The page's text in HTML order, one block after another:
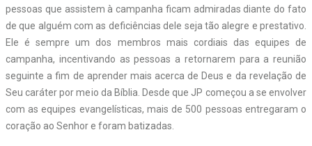
pessoas que assistem à campanha ficam admiradas diante do fato
de que alguém com as deficiências dele seja tão alegre e prestativo.
Ele é sempre um dos membros mais cordiais das equipes de
campanha, incentivando as pessoas a retornarem para a reunião
seguinte a fim de aprender mais acerca de Deus e da revelação de
Seu caráter por meio da Bíblia. Desde que JP começou a se envolver
com as equipes evangelísticas, mais de 500 pessoas entregaram o
coração ao Senhor e foram batizadas.